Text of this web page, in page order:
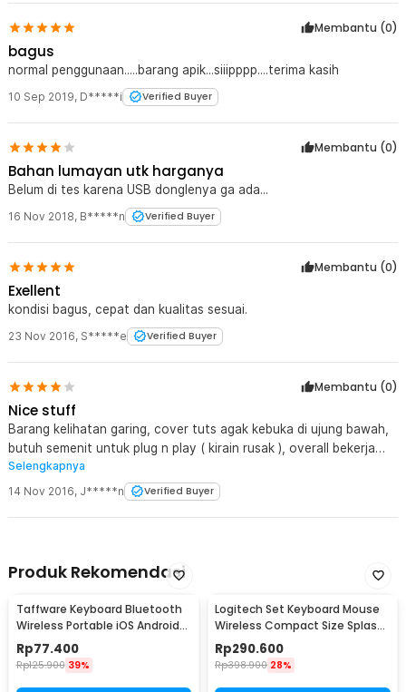
Membantu (0)
bagus
normal penggunaan.....barang apik...siiipppp....terima kasih
10 Sep 2019, D*****i Verified Buyer
Membantu (0)
Bahan lumayan utk harganya
Belum di tes karena USB donglenya ga ada...
16 Nov 2018, B*****n Verified Buyer
Membantu (0)
Exellent
kondisi bagus, cepat dan kualitas sesuai.
23 Nov 2016, S*****e Verified Buyer
Membantu (0)
Nice stuff
Barang kelihatan garing, cover tuts agak kebuka di ujung bawah,
butuh semenit untuk plug n play ( kirain rusak ), overall bekerja
dengan baik, harga murah, semoga awet.....
Selengkapnya
14 Nov 2016, J*****n Verified Buyer
Produk Rekomendasi
Taffware Keyboard Bluetooth
Wireless Portable iOS Android
Windows PC - BK3001
Rp77.400
Rp125.900 39%
Logitech Set Keyboard Mouse
Wireless Compact Size Splash
Proof 2.4GHz - MK220
Rp290.600
Rp398.900 28%